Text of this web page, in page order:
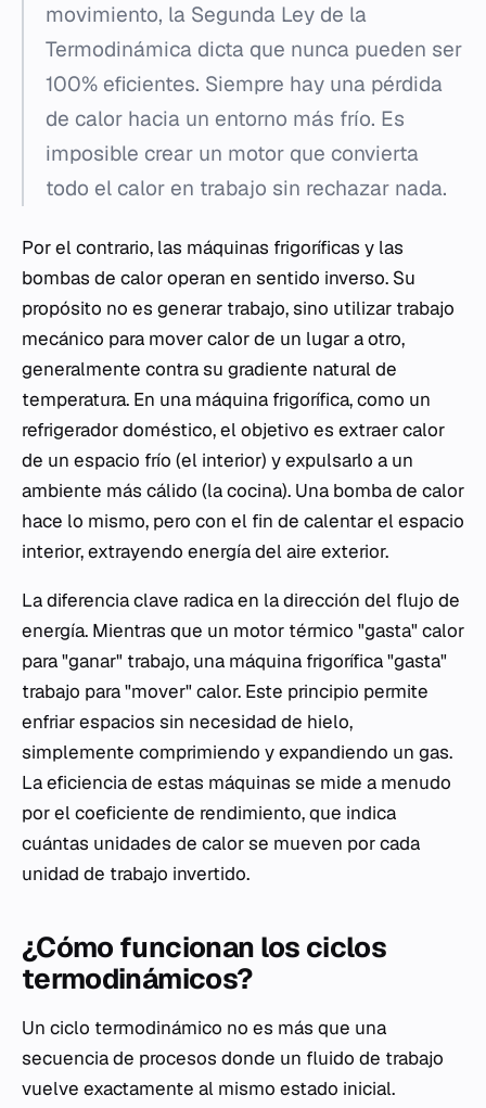
movimiento, la Segunda Ley de la
Termodinámica dicta que nunca pueden ser
100% eficientes. Siempre hay una pérdida
de calor hacia un entorno más frío. Es
imposible crear un motor que convierta
todo el calor en trabajo sin rechazar nada.
Por el contrario, las máquinas frigoríficas y las
bombas de calor operan en sentido inverso. Su
propósito no es generar trabajo, sino utilizar trabajo
mecánico para mover calor de un lugar a otro,
generalmente contra su gradiente natural de
temperatura. En una máquina frigorífica, como un
refrigerador doméstico, el objetivo es extraer calor
de un espacio frío (el interior) y expulsarlo a un
ambiente más cálido (la cocina). Una bomba de calor
hace lo mismo, pero con el fin de calentar el espacio
interior, extrayendo energía del aire exterior.
La diferencia clave radica en la dirección del flujo de
energía. Mientras que un motor térmico "gasta" calor
para "ganar" trabajo, una máquina frigorífica "gasta"
trabajo para "mover" calor. Este principio permite
enfriar espacios sin necesidad de hielo,
simplemente comprimiendo y expandiendo un gas.
La eficiencia de estas máquinas se mide a menudo
por el coeficiente de rendimiento, que indica
cuántas unidades de calor se mueven por cada
unidad de trabajo invertido.
¿Cómo funcionan los ciclos
termodinámicos?
Un ciclo termodinámico no es más que una
secuencia de procesos donde un fluido de trabajo
vuelve exactamente al mismo estado inicial.